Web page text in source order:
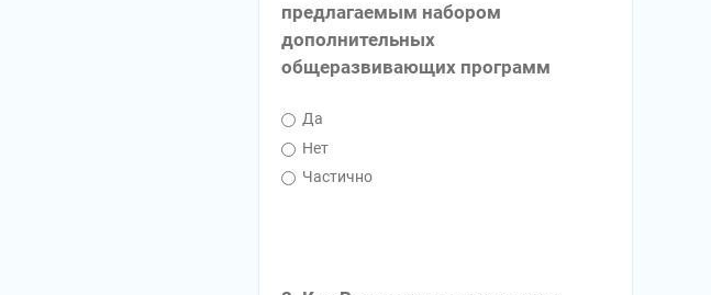
предлагаемым набором
дополнительных
общеразвивающих программ
Да
Нет
Частично